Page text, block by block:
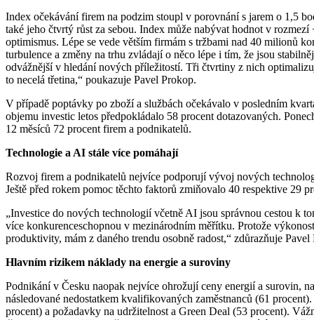
Index očekávání firem na podzim stoupl v porovnání s jarem o 1,5
také jeho čtvrtý růst za sebou. Index může nabývat hodnot v
optimismus. Lépe se vede větším firmám s tržbami nad 40 milionů
turbulence a změny na trhu zvládají o něco lépe i tím, že jsou
odvážnější v hledání nových příležitostí. Tři čtvrtiny z nich
to necelá třetina,“ poukazuje Pavel Prokop.
V případě poptávky po zboží a službách očekávalo v posledním
objemu investic letos předpokládalo 58 procent dotazovaných.
12 měsíců 72 procent firem a podnikatelů.
Technologie a AI stále více pomáhají
Rozvoj firem a podnikatelů nejvíce podporují vývoj nových
Ještě před rokem pomoc těchto faktorů zmiňovalo 40 respektive 29
„Investice do nových technologií včetně AI jsou správnou cestou k
více konkurenceschopnou v mezinárodním měřítku. Protože
produktivity, mám z daného trendu osobně radost,“ zdůrazňuje Pavel
Hlavním rizikem náklady na energie a suroviny
Podnikání v Česku naopak nejvíce ohrožují ceny energií a surovin,
následované nedostatkem kvalifikovaných zaměstnanců (61
procent) a požadavky na udržitelnost a Green Deal (53 procent).